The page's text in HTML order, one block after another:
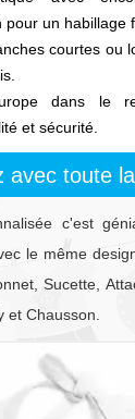
un habillage
courtes ou
dans le
et sécurité.
avec toute
c'est
le même
Sucette,
et Chausson.